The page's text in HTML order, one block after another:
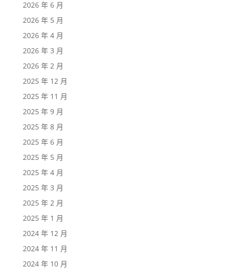
2026 年 6 月
2026 年 5 月
2026 年 4 月
2026 年 3 月
2026 年 2 月
2025 年 12 月
2025 年 11 月
2025 年 9 月
2025 年 8 月
2025 年 6 月
2025 年 5 月
2025 年 4 月
2025 年 3 月
2025 年 2 月
2025 年 1 月
2024 年 12 月
2024 年 11 月
2024 年 10 月